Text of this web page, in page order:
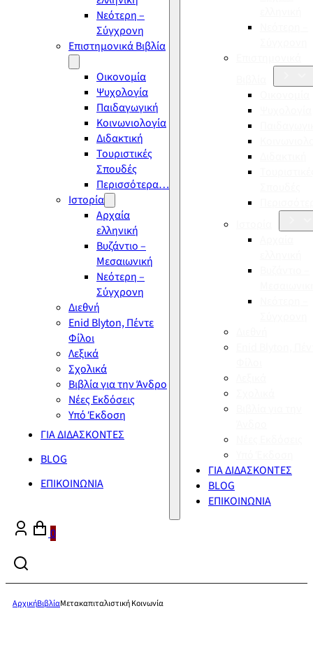
Νεότερη –
Σύγχρονη
Επιστημονικά Βιβλία
Οικονομία
Ψυχολογία
Παιδαγωγική
Κοινωνιολογία
Διδακτική
Τουριστικές
Σπουδές
Περισσότερα…
Ιστορία
Αρχαία
ελληνική
Βυζάντιο –
Μεσαιωνική
Νεότερη –
Σύγχρονη
Διεθνή
Enid Blyton, Πέντε
Φίλοι
Λεξικά
Σχολικά
Βιβλία για την Άνδρο
Νέες Εκδόσεις
Υπό Έκδοση
ΓΙΑ ΔΙΔΑΣΚΟΝΤΕΣ
BLOG
ΕΠΙΚΟΙΝΩΝΙΑ
ΓΙΑ ΔΙΔΑΣΚΟΝΤΕΣ
BLOG
ΕΠΙΚΟΙΝΩΝΙΑ
0
ΑρχικήΒιβλίαΜετακαπιταλιστική Κοινωνία